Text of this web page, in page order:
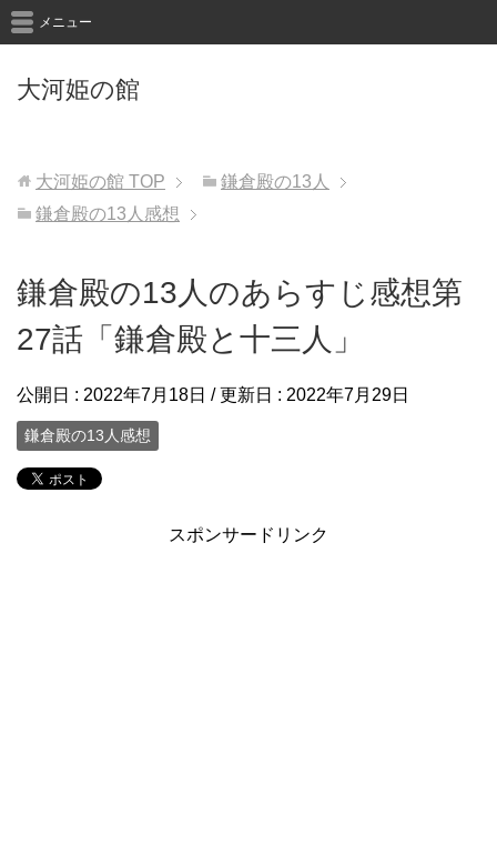
大河姫の館
メニュー
大河姫の館 TOP
鎌倉殿の13人
鎌倉殿の13人感想
鎌倉殿の13人のあらすじ感想第
27話「鎌倉殿と十三人」
公開日 : 2022年7月18日 / 更新日 : 2022年7月29日
鎌倉殿の13人感想
スポンサードリンク